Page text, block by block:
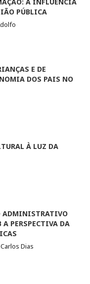
PÚBLICA
E DE
DOS PAIS NO
À LUZ DA
ADMINISTRATIVO
A PERSPECTIVA DA
Dias